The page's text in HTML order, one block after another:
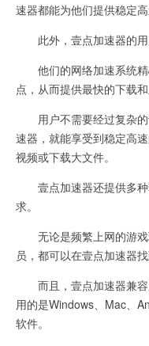
速器都能为他们提供稳定高
此外，壹点加速器的用
他们的网络加速系统精
点，从而提供最快的下载和
用户不需要经过复杂的
速器，就能享受到稳定高
视频或下载大文件。
壹点加速器还提供多种
求。
无论是频繁上网的游戏
员，都可以在壹点加速器
而且，壹点加速器兼容
用的是Windows、Mac、
软件。